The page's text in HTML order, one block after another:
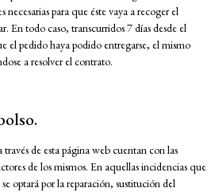
para que éste vaya a recoger el
En todo caso, transcurridos 7 días desde el
el pedido haya podido entregarse, el mismo
a resolver el contrato.
de esta página web cuentan con las
de los mismos. En aquellas incidencias que
optará por la reparación, sustitución del